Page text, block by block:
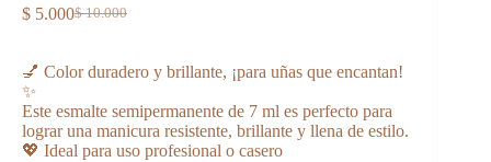
$10.000
El
era:
$ 5.000El
es:
💅 Color duradero y brillante, ¡para uñas que encantan!
✨
Este esmalte semipermanente de 7 ml es perfecto para
lograr una manicura resistente, brillante y llena de estilo.
💖 Ideal para uso profesional o casero